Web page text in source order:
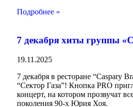
Подробнее »
7 декабря хиты группы
19.11.2025
7 декабря в ресторане “Caspary
“Сектор Газа”! Кнопка PRO
концерт, на котором прозвучат
поколения 90-х Юрия Хоя.